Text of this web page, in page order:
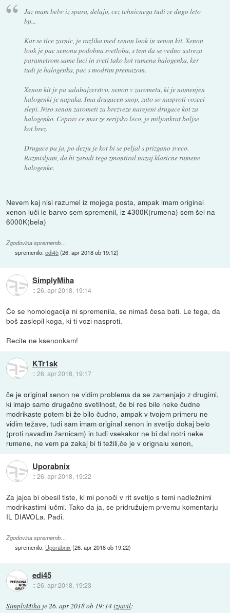
Jaz mam belw iz spara, delajo, cez tehnicnega tudi ze dugo leto
bp...
Kar se tice zarnic, je razlika med xenon look in xenon kit. Xenon
look je pac xenonu podobna svetloba, s tem da se vedno ustreza
parametrom same luci in sveti tako kot rumena halogenka, ker
tudi je halogenka, pac s modrim premazom.
Xenon kit je pa salabajzerstvo, xenon v zarometu, ki je namenjen
halogenki je napaka. Ima drugacen snop, zato so nasproti vozeci
slepi. Niso xenon zarometi za brezveze narejeni drugace kot za
halogenko. Ceprav ce mas ze serijsko leco, je miljonkrat boljse
kot brez.
Drugace pa ja, po dezju je kot bi se peljal s prizgano sveco.
Razmisljam, da bi zaradi tega zmontiral nazaj klasicne rumene
halogenke.
Nevem kaj nisi razumel iz mojega posta, ampak imam original
xenon luči le barvo sem spremenil, iz 4300K(rumena) sem šel na
6000K(bela)
Zgodovina sprememb…
spremenilo:edi45(26. apr 2018 ob 19:12)
SimplyMiha
::26. apr 2018, 19:14
Če se homologacija ni spremenila, se nimaš česa bati. Le tega, da
boš zaslepil koga, ki ti vozi nasproti.
Recite ne ksenonkam!
KTr1sk
::26. apr 2018, 19:17
če je original xenon ne vidim problema da se zamenjajo z drugimi,
ki imajo samo drugačno svetilnost, če bi res bile neke čudne
modrikaste potem bi že bilo čudno, ampak v tvojem primeru ne
vidim težave, tudi sam imam original xenon in svetijo dokaj belo
(proti navadim žarnicam) in tudi vsekakor ne bi dal notri neke
rumene, ne vem pa zakaj bi ti težili,če je v orignalu xenon,
Uporabnix
::26. apr 2018, 19:22
Za jajca bi obesil tiste, ki mi ponoči v rit svetijo s temi nadležnimi
modrikastimi lučmi. Tako da ja, se pridružujem prvemu komentarju
IL DIAVOLa. Padi.
Zgodovina sprememb…
spremenilo: Uporabnix (26. apr 2018 ob 19:22)
edi45
::26. apr 2018, 19:23
SimplyMiha je26. apr 2018 ob 19:14izjavil: